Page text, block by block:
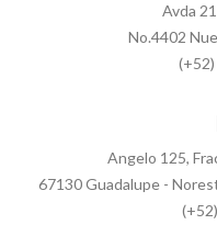
Avda
No.4402
Angelo 125,
67130 Guadalupe -